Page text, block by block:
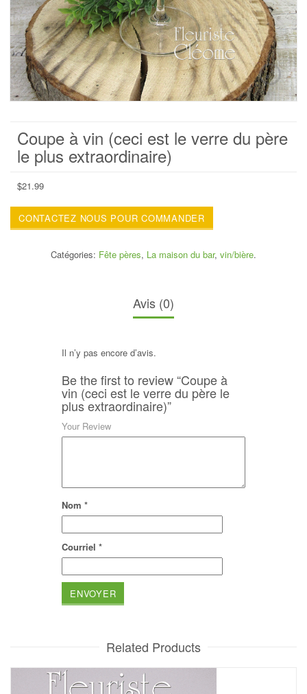
Coupe à vin (ceci est le verre du père
le plus extraordinaire)
$21.99
CONTACTEZ NOUS POUR COMMANDER
Catégories: Fête pères, La maison du bar, vin/bière.
Avis (0)
Il n’y pas encore d’avis.
Be the first to review “Coupe à
vin (ceci est le verre du père le
plus extraordinaire)”
Your Review
Nom *
Courriel *
Related Products